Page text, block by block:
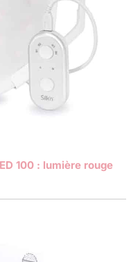
100 : lumière rouge